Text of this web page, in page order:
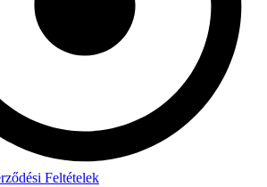
Feltételek